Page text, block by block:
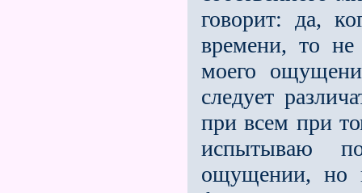
говорит: да,
времени, то
моего
следует
при всeм при
испытываю
ощущении, но